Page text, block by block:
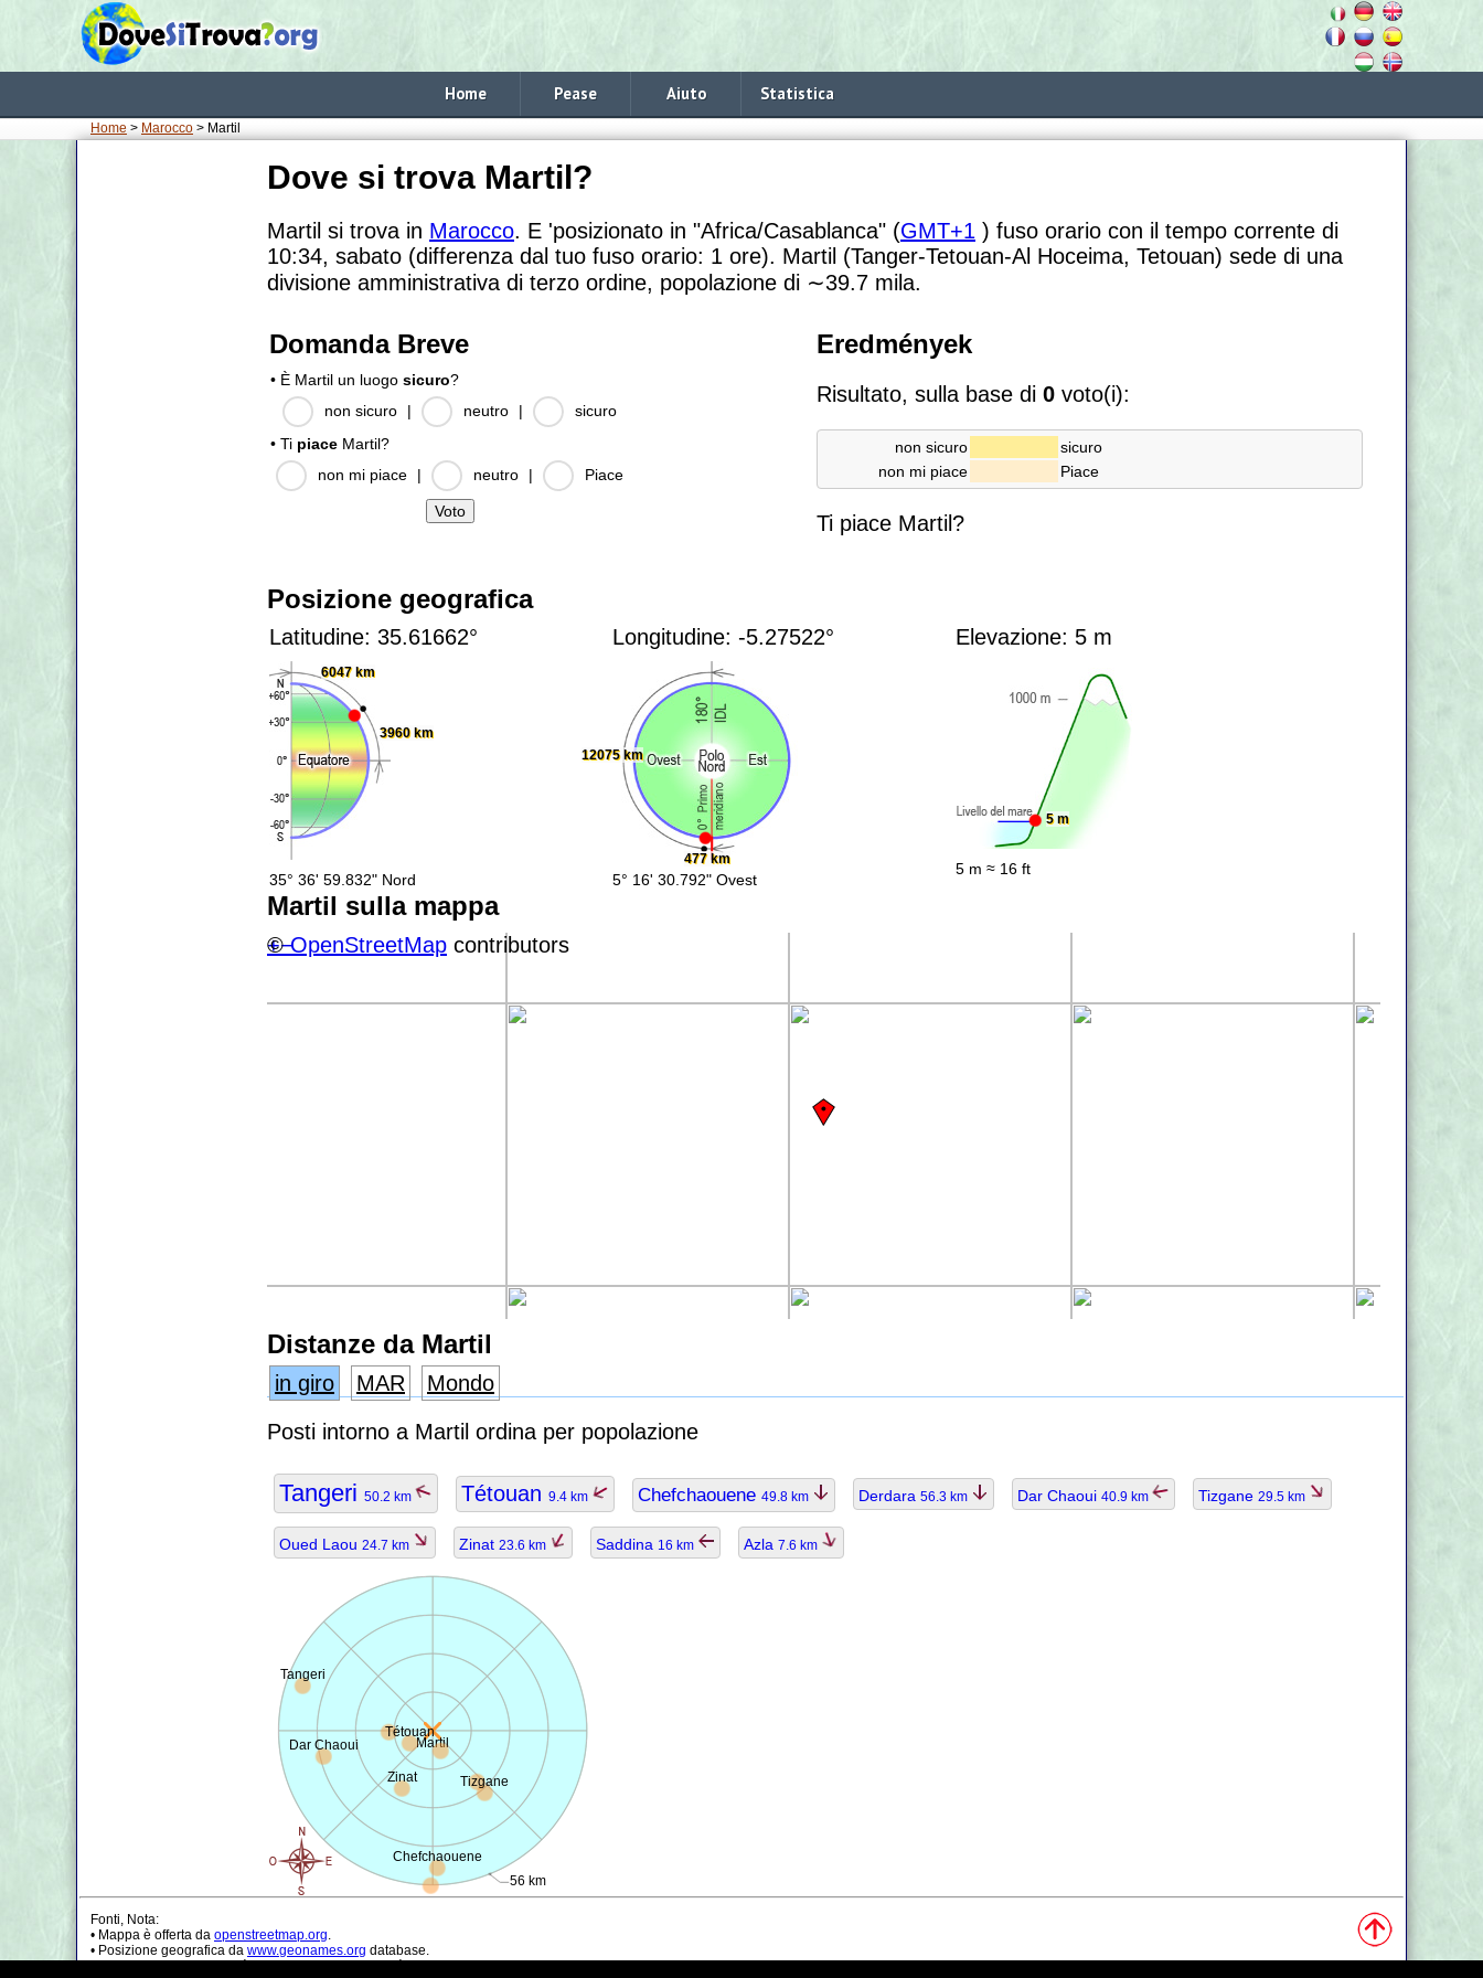
Home Pease Aiuto Statistica
Home > Marocco > Martil
Dove si trova Martil?
Martil si trova in Marocco. E 'posizionato in "Africa/Casablanca" (GMT+1 ) fuso orario con il tempo corrente di
10:34, sabato (differenza dal tuo fuso orario: 1 ore). Martil (Tanger-Tetouan-Al Hoceima, Tetouan) sede di una
divisione amministrativa di terzo ordine, popolazione di ∼39.7 mila.
Domanda Breve
• È Martil un luogo sicuro?
non sicuro
| neutro |
sicuro
• Ti piace Martil?
non mi piace
| neutro | Piace
Eredmények
Risultato, sulla base di0 voto(i):
non sicuro
sicuro
non mi piace
Piace
Ti piace Martil?
Posizione geografica
Latitudine: 35.61662°
6047 km
3960 km
35° 36' 59.832" Nord
Longitudine: -5.27522°
477 km
12075 km
5° 16' 30.792" Ovest
Elevazione: 5 m
5 m
5 m ≈ 16 ft
Martil sulla mappa
+−
©OpenStreetMap contributors
Distanze da Martil
in giro MAR
Mondo
Posti intorno a Martil ordina per popolazione
Tangeri 50.2 km Tétouan 9.4 km Chefchaouene 49.8 km Derdara 56.3 km Dar Chaoui 40.9 km Tizgane 29.5 km
Oued Laou 24.7 km Zinat 23.6 km Saddina 16 km Azla 7.6 km
Martil
56 km
Tangeri
Tétouan
Chefchaouene
Dar Chaoui
Tizgane
Zinat
Fonti, Nota:
• Mappa è offerta da openstreetmap.org.
• Posizione geografica da www.geonames.org database.